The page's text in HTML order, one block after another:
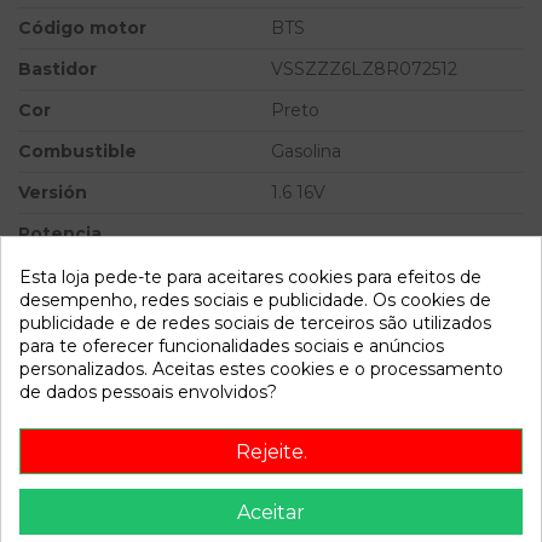
Código motor
BTS
Bastidor
VSSZZZ6LZ8R072512
Cor
Preto
Combustible
Gasolina
Versión
1.6 16V
Potencia
Modelo
Ibiza (6L1)
Referência 805730
Disponível a partir de: 2022-04-06
Recambio de anillo airbag para seat ibiza (6l1) 1.6 16v
referencia OEM IAM 6Q0959653
Esta loja pede-te para aceitares cookies para efeitos de
desempenho, redes sociais e publicidade. Os cookies de
publicidade e de redes sociais de terceiros são utilizados
para te oferecer funcionalidades sociais e anúncios
personalizados. Aceitas estes cookies e o processamento
de dados pessoais envolvidos?
Rejeite.
Aceitar